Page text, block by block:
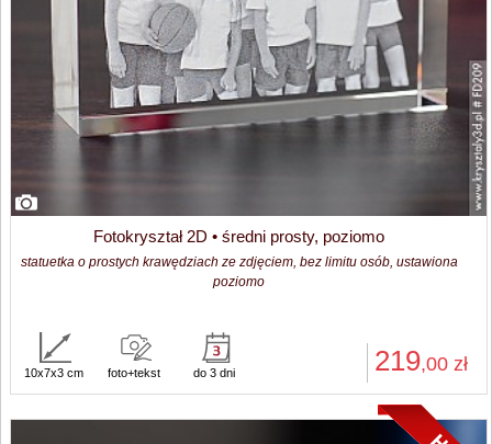
Fotokryształ 2D • średni prosty, poziomo
statuetka o prostych krawędziach ze zdjęciem, bez limitu osób, ustawiona
poziomo
219,00 zł
10x7x3 cm foto+tekst do 3 dni